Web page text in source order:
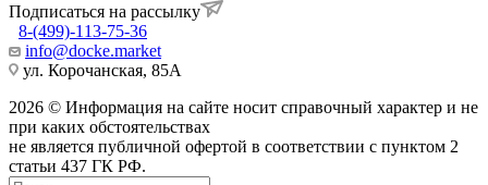
Подписаться на рассылку
8-(499)-113-75-36
info@docke.market
ул. Корочанская, 85А
2026 © Информация на сайте носит справочный характер и не
при каких обстоятельствах
не является публичной офертой в соответствии с пунктом 2
статьи 437 ГК РФ.